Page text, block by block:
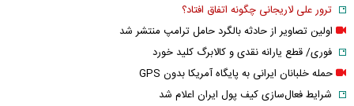
ترور علی لاریجانی چگونه اتفاق افتاد؟
اولین تصاویر از حادثه بالگرد حامل ترامپ منتشر شد
فوری/ قطع یارانه نقدی و کالابرگ کلید خورد
حمله خلبانان ایرانی به پایگاه آمریکا بدون GPS
شرایط فعال‌سازی کیف پول ایران اعلام شد